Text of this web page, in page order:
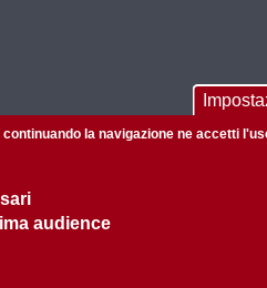
la navigazione ne accetti
audience